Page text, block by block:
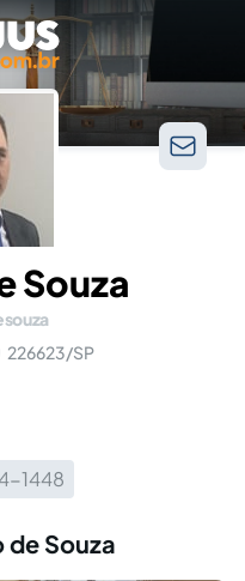
Souza
226623/SP
1448
de Souza